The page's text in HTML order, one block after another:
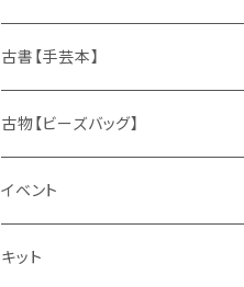
古書【手芸本】
編みもの
春夏
秋冬
刺しゅう
花、植物
古物【ビーズバッグ】
イベント
ワークショップ
キット